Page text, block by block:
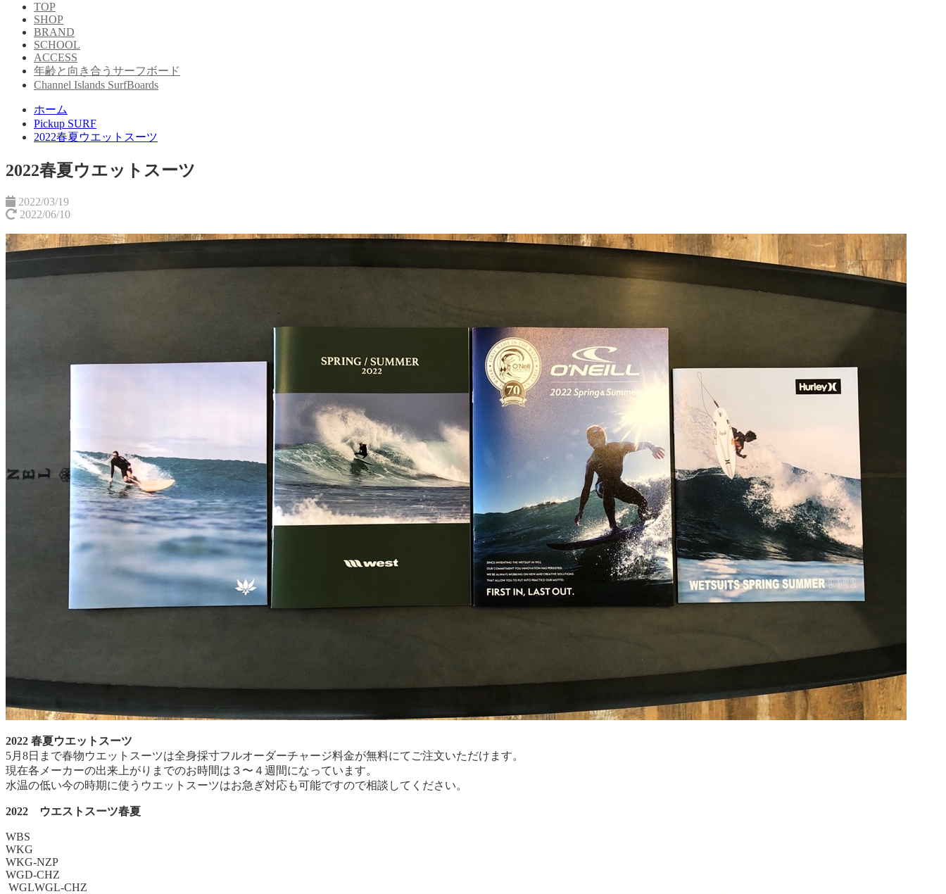
TOP
SHOP
BRAND
SCHOOL
ACCESS
年齢と向き合うサーフボード
Channel Islands SurfBoards
ホーム
Pickup SURF
2022春夏ウエットスーツ
2022春夏ウエットスーツ
2022/03/19
2022/06/10
2022 春夏ウエットスーツ
5月8日まで春物ウエットスーツは全身採寸フルオーダーチャージ料金が無料にてご注文いただけます。
現在各メーカーの出来上がりまでのお時間は３〜４週間になっています。
水温の低い今の時期に使うウエットスーツはお急ぎ対応も可能ですので相談してください。
2022 ウエストスーツ春夏
WBS
WKG
WKG-NZP
WGD-CHZ
WGLWGL-CHZ